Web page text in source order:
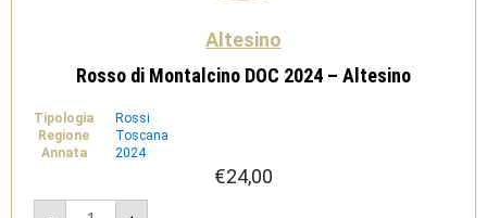
Altesino
Rosso di Montalcino DOC 2024 – Altesino
Tipologia
Rossi
Regione
Toscana
Annata
2024
€24,00
Rosso